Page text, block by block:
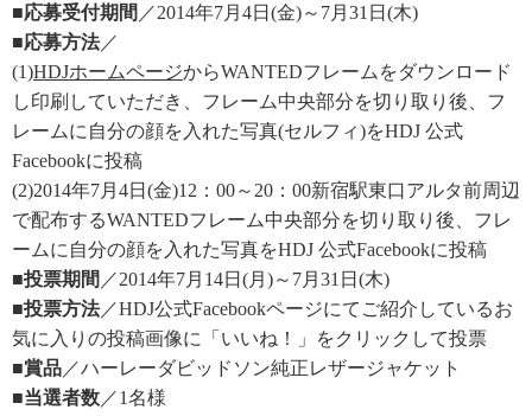
■応募受付期間 ／2014年7月4日(金)～7月31日(木)
■応募方法／
(1)HDJホームページからWANTEDフレームをダウンロード
し印刷していただき、フレーム中央部分を切り取り後、フ
レームに自分の顔を入れた写真(セルフィ)をHDJ 公式
Facebookに投稿
(2)2014年7月4日(金)12：00～20：00新宿駅東口アルタ前周辺
で配布するWANTEDフレーム中央部分を切り取り後、フレ
ームに自分の顔を入れた写真をHDJ 公式Facebookに投稿
■投票期間 ／2014年7月14日(月)～7月31日(木)
■投票方法／HDJ公式Facebookページにてご紹介しているお
気に入りの投稿画像に「いいね！」をクリックして投票
■賞品 ／ハーレーダビッドソン純正レザージャケット
■当選者数 ／1名様